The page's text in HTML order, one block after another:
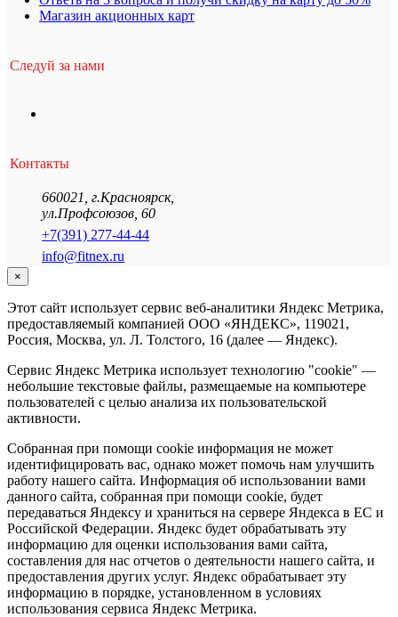
Магазин акционных карт
Следуй за нами
Контакты
660021 г.Красноярск,
ул.Профсоюзов, 60
+7(391) 277-44-44
info@fitnex.ru
×
Этот сайт использует сервис веб-аналитики Яндекс Метрика,
предоставляемый компанией ООО «ЯНДЕКС», 119021,
Россия, Москва, ул. Л. Толстого, 16 (далее — Яндекс).
Сервис Яндекс Метрика использует технологию "cookie" —
небольшие текстовые файлы, размещаемые на компьютере
пользователей с целью анализа их пользовательской
активности.
Собранная при помощи cookie информация не может
идентифицировать вас, однако может помочь нам улучшить
работу нашего сайта. Информация об использовании вами
данного сайта, собранная при помощи cookie, будет
передаваться Яндексу и храниться на сервере Яндекса в ЕС и
Российской Федерации. Яндекс будет обрабатывать эту
информацию для оценки использования вами сайта,
составления для нас отчетов о деятельности нашего сайта, и
предоставления других услуг. Яндекс обрабатывает эту
информацию в порядке, установленном в условиях
использования сервиса Яндекс Метрика.